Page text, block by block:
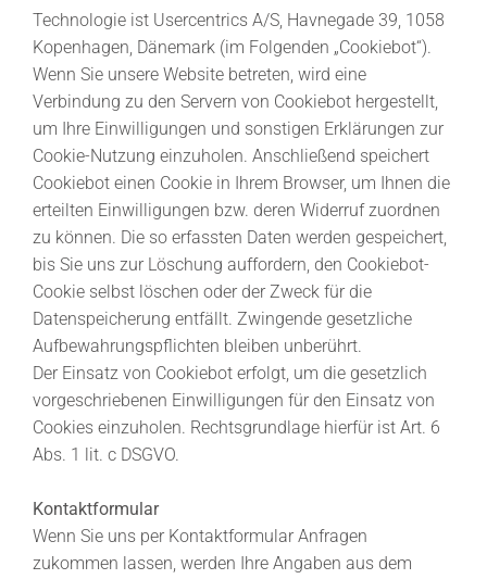
Technologie ist Usercentrics A/S, Havnegade 39, 1058
Kopenhagen, Dänemark (im Folgenden „Cookiebot“).
Wenn Sie unsere Website betreten, wird eine
Verbindung zu den Servern von Cookiebot hergestellt,
um Ihre Einwilligungen und sonstigen Erklärungen zur
Cookie-Nutzung einzuholen. Anschließend speichert
Cookiebot einen Cookie in Ihrem Browser, um Ihnen die
erteilten Einwilligungen bzw. deren Widerruf zuordnen
zu können. Die so erfassten Daten werden gespeichert,
bis Sie uns zur Löschung auffordern, den Cookiebot-
Cookie selbst löschen oder der Zweck für die
Datenspeicherung entfällt. Zwingende gesetzliche
Aufbewahrungspflichten bleiben unberührt.
Der Einsatz von Cookiebot erfolgt, um die gesetzlich
vorgeschriebenen Einwilligungen für den Einsatz von
Cookies einzuholen. Rechtsgrundlage hierfür ist Art. 6
Abs. 1 lit. c DSGVO.
Kontaktformular
Wenn Sie uns per Kontaktformular Anfragen
zukommen lassen, werden Ihre Angaben aus dem